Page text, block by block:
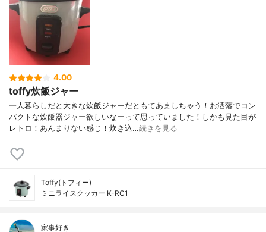
4.00
toffy炊飯ジャー
一人暮らしだと大きな炊飯ジャーだともてあましちゃう！お洒落でコン
パクトな炊飯器ジャー欲しいなーって思っていました！しかも見た目が
レトロ！あんまりない感じ！炊き込…続きを見る
Toffy(トフィー)
ミニライスクッカー K-RC1
家事好き